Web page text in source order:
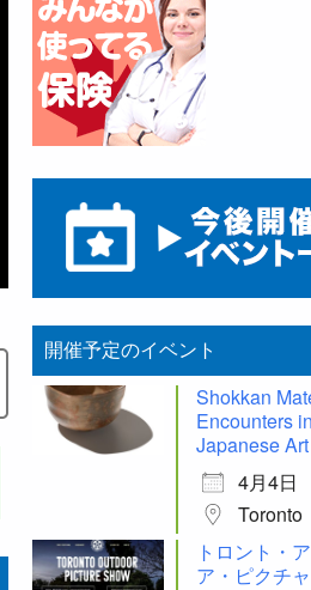
開催予定のイベント
Shokkan
Encounters in
Japanese
4月4日
Toronto
トロント・
ア・ピクチ